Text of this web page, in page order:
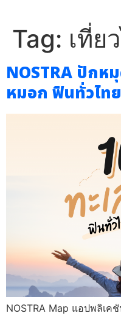
Tag: เที่ย
NOSTRA ปักห
หมอก ฟินทั่วไท
NOSTRA Map แอปพลิเค